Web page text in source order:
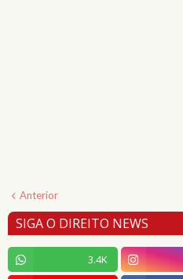
Anterior
SIGA O DIREITO NEWS
3.4K